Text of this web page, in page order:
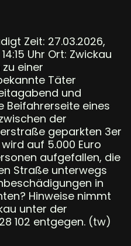
Zeit: 27.03.2026,
Uhr Ort: Zwickau
einer
Täter
und
eines
der
geparkten 3er
auf 5.000 Euro
aufgefallen, die
Straße unterwegs
in
Hinweise nimmt
unter der
102 entgegen. (tw)